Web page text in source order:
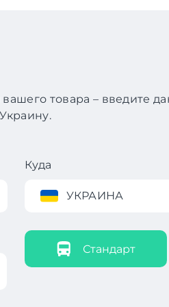
товара – введите
Куда
УКРАИНА
Стандарт